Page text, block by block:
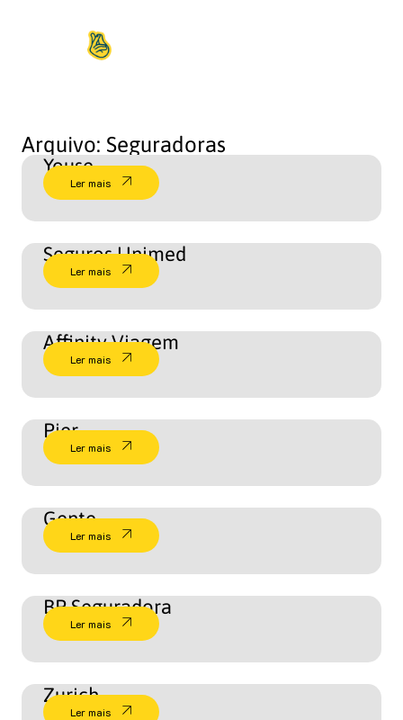
Arquivo: Seguradoras
Youse
Ler mais
Seguros Unimed
Ler mais
Affinity Viagem
Ler mais
Pier
Ler mais
Gente
Ler mais
BP Seguradora
Ler mais
Zurich
Ler mais